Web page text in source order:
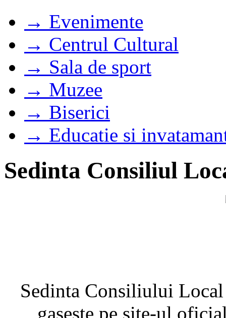
→ Evenimente
→ Centrul Cultural
→ Sala de sport
→ Muzee
→ Biserici
→ Educatie si
Sedinta Consiliul
Sedinta Consiliului
gaseste pe site-ul